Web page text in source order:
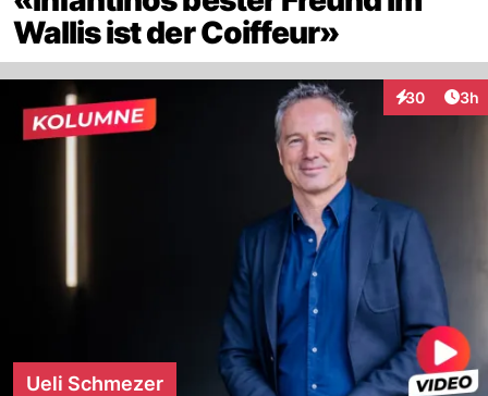
Wallis ist der Coiffeur»
30
Interaktionen
3h
Ueli Schmezer